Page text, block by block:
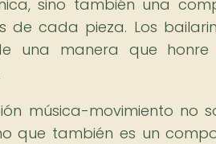
sino también una
de cada pieza. Los
una manera que
música-movimiento
que también es un